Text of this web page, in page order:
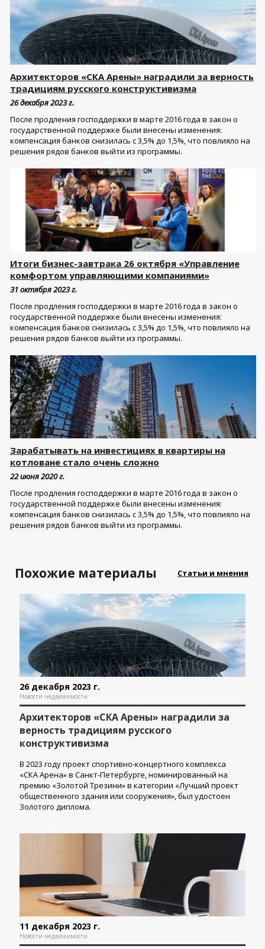
Архитекторов «СКА Арены» наградили за верность
традициям русского конструктивизма
26 декабря 2023 г.
После продления господдержки в марте 2016 года в закон о
государственной поддержке были внесены изменения:
компенсация банков снизилась с 3,5% до 1,5%, что повлияло на
решения рядов банков выйти из программы.
Итоги бизнес-завтрака 26 октября «Управление
комфортом управляющими компаниями»
31 октября 2023 г.
После продления господдержки в марте 2016 года в закон о
государственной поддержке были внесены изменения:
компенсация банков снизилась с 3,5% до 1,5%, что повлияло на
решения рядов банков выйти из программы.
Зарабатывать на инвестициях в квартиры на
котловане стало очень сложно
22 июня 2020 г.
После продления господдержки в марте 2016 года в закон о
государственной поддержке были внесены изменения:
компенсация банков снизилась с 3,5% до 1,5%, что повлияло на
решения рядов банков выйти из программы.
Статьи и мнения
Похожие материалы
26 декабря 2023 г.
Новости недвижимости
Архитекторов «СКА Арены» наградили за
верность традициям русского
конструктивизма
В 2023 году проект спортивно-концертного комплекса
«СКА Арена» в Санкт-Петербурге, номинированный на
премию «Золотой Трезини» в категории «Лучший проект
общественного здания или сооружения», был удостоен
Золотого диплома.
11 декабря 2023 г.
Новости недвижимости